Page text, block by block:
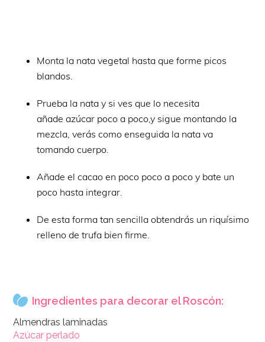
Monta la nata vegetal hasta que forme picos
blandos.
Prueba la nata y si ves que lo necesita
añade azúcar poco a poco,y sigue montando la
mezcla, verás como enseguida la nata va
tomando cuerpo.
Añade el cacao en poco poco a poco y bate un
poco hasta integrar.
De esta forma tan sencilla obtendrás un riquísimo
relleno de trufa bien firme.
Ingredientes para decorar el Roscón:
Almendras laminadas
Azúcar perlado